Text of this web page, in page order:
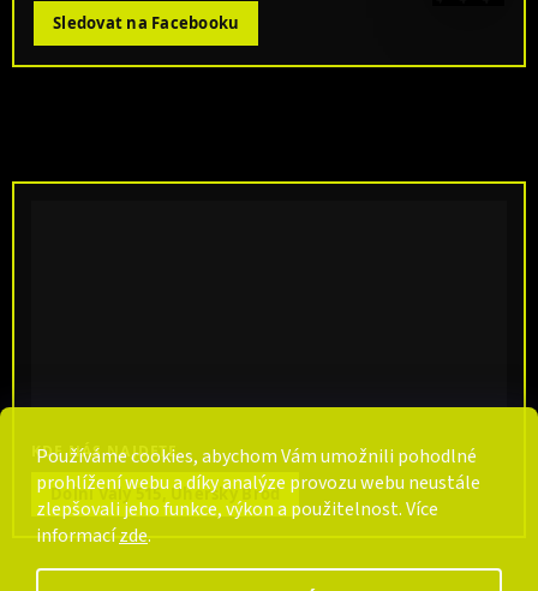
Používáme cookies, abychom Vám umožnili pohodlné
prohlížení webu a díky analýze provozu webu neustále
zlepšovali jeho funkce, výkon a použitelnost. Více
informacízde.
Sledovat na Facebooku
KDE NÁS NAJDETE
Dolní Valy 515, Uherský Brod